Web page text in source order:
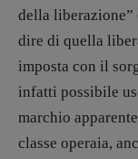
recensioni:
Elio Grasso
Coordinamento
Elisabetta
Coordinamento
Anna da Re
della liberazione”
dire di quella
imposta con il
infatti possibile
marchio
classe operaia,